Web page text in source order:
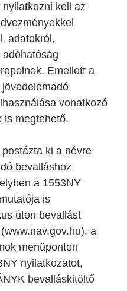
kell az
adatokról,
Emellett a
vonatkozó
is megtehető.
ki a névre
bevalláshoz
a 1553NY
is
úton bevallást
a
menüponton
nyilatkozatot,
bevalláskitöltő